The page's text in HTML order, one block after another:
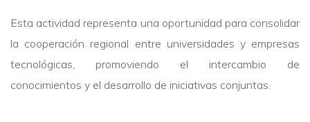
Esta actividad representa una oportunidad para consolidar
la cooperación regional entre universidades y empresas
tecnológicas, promoviendo el intercambio de
conocimientos y el desarrollo de iniciativas conjuntas.